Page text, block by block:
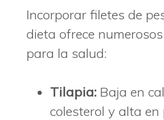
Incorporar filetes de
dieta ofrece
para la salud:
Tilapia: Baja en
colesterol y alta